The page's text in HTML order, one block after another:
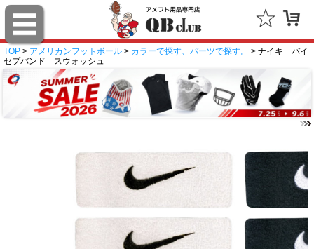
TOP > アメリカンフットボール > カラーで探す、パーツで探す。
> ナイキ バイ
セプバンド スウォッシュ